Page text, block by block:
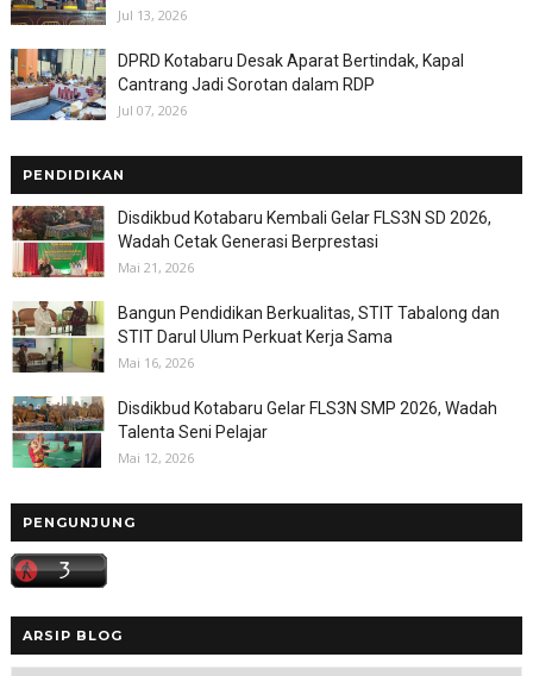
Jul 13, 2026
DPRD Kotabaru Desak Aparat Bertindak, Kapal
Cantrang Jadi Sorotan dalam RDP
Jul 07, 2026
PENDIDIKAN
Disdikbud Kotabaru Kembali Gelar FLS3N SD 2026,
Wadah Cetak Generasi Berprestasi
Mai 21, 2026
Bangun Pendidikan Berkualitas, STIT Tabalong dan
STIT Darul Ulum Perkuat Kerja Sama
Mai 16, 2026
Disdikbud Kotabaru Gelar FLS3N SMP 2026, Wadah
Talenta Seni Pelajar
Mai 12, 2026
PENGUNJUNG
ARSIP BLOG